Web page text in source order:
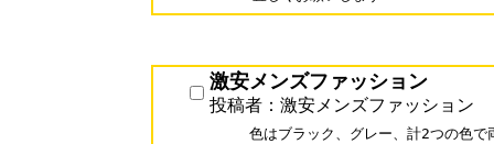
激安メンズファッション
投稿者：激安メンズファッション
色はブラック、グレー、計2つの色